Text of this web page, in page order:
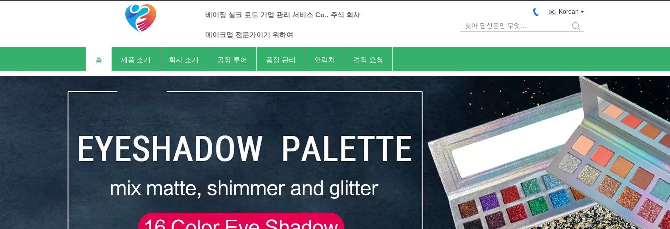
베이징 실크 로드 기업 관리 서비스 Co., 주식 회사
메이크업 전문가이기 위하여
Korean
search
홈 제품 소개 회사 소개 공장 투어 품질 관리 연락처 견적 요청